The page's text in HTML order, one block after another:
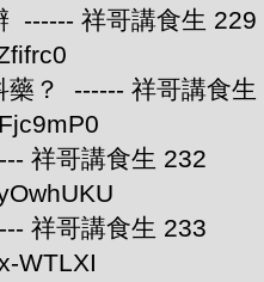
------ 祥哥講食生 229
藥？ ------ 祥哥講食生
祥哥講食生 232
祥哥講食生 233
WTLXI